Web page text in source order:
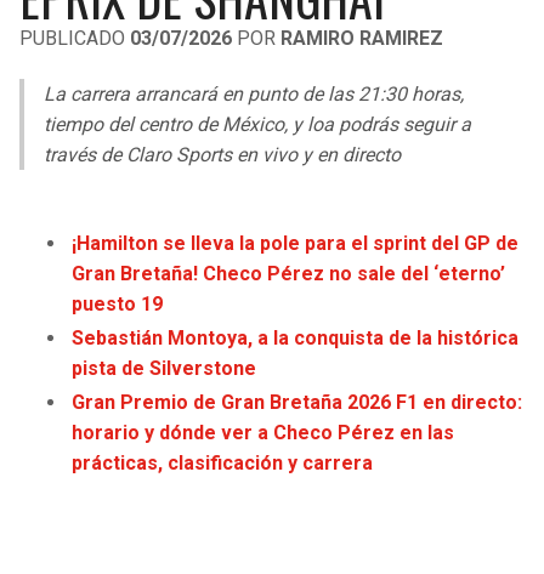
LIGA DE EXPANSIÓN MX
UEFA EUROPA LEAGUE
MLS
COPA SUDAMERICANA
OTRAS LIGAS
CHARGERS
BENGALS
BROWNS
STEELERS
TEXANS
PISTONS
BUCKS
HAWKS
HORNETS
HEAT
PUBLICADO 03/07/2026 POR RAMIRO RAMIREZ
La carrera arrancará en punto de las 21:30 horas,
tiempo del centro de México, y loa podrás seguir a
través de Claro Sports en vivo y en directo
¡Hamilton se lleva la pole para el sprint del GP de
Gran Bretaña! Checo Pérez no sale del ‘eterno’
puesto 19
Sebastián Montoya, a la conquista de la histórica
pista de Silverstone
Gran Premio de Gran Bretaña 2026 F1 en directo:
horario y dónde ver a Checo Pérez en las
prácticas, clasificación y carrera